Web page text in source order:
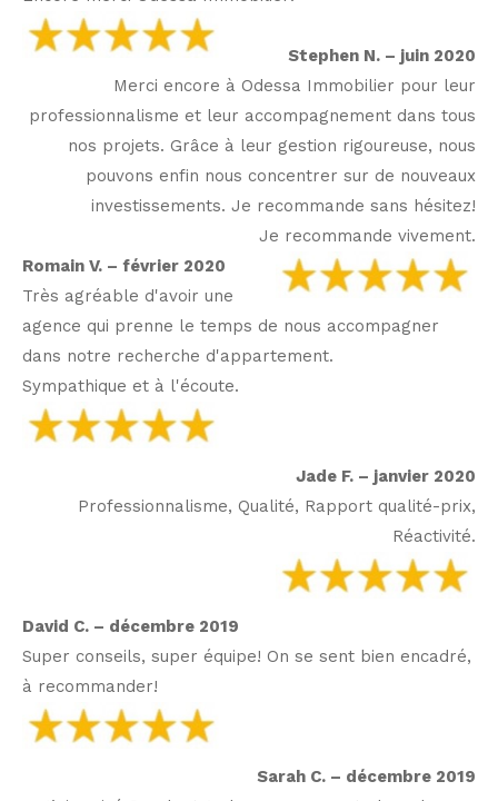
Stephen N. – juin 2020
Merci encore à Odessa Immobilier pour leur
professionnalisme et leur accompagnement dans tous
nos projets. Grâce à leur gestion rigoureuse, nous
pouvons enfin nous concentrer sur de nouveaux
investissements. Je recommande sans hésitez!
Je recommande vivement.
Romain V. – février 2020
Très agréable d'avoir une
agence qui prenne le temps de nous accompagner
dans notre recherche d'appartement.
Sympathique et à l'écoute.
Jade F. – janvier 2020
Professionnalisme, Qualité, Rapport qualité-prix,
Réactivité.
David C. – décembre 2019
Super conseils, super équipe! On se sent bien encadré,
à recommander!
Sarah C. – décembre 2019